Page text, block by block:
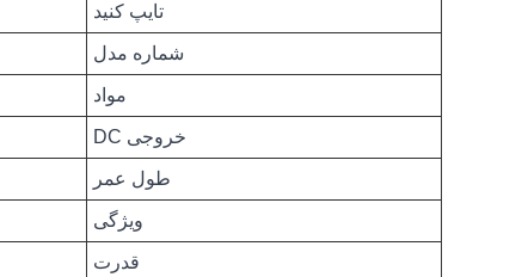
تایپ کنید
شماره مدل
مواد
خروجی DC
طول عمر
ویژگی
قدرت